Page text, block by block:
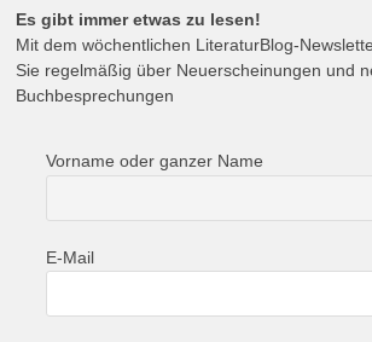
Es gibt immer etwas zu lesen!
Mit dem wöchentlichen LiteraturBlog-
Sie regelmäßig über Neuerscheinungen und
Buchbesprechungen
Vorname oder ganzer Name
E-Mail